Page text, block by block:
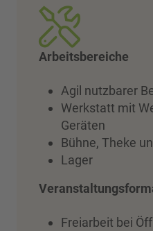
Arbeitsbereiche
Agil nutzbarer
Werkstatt mit
Geräten
Bühne, Theke
Lager
Freiarbeit bei